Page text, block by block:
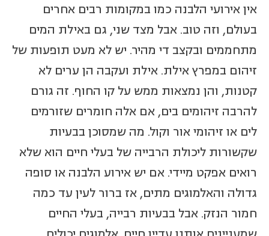
אין אירועי הלבנה כמו במקומות רבים אחרים
בעולם, וזה טוב. אבל מצד שני, גם באילת המים
מתחממים ובקצב די מהיר. יש לא מעט תופעות של
זיהום במפרץ אילת. אילת ועקבה הן ערים לא
קטנות, והן נמצאות ממש על קו החוף. זה גורם
להרבה זיהומים בים, אם אלה חומרים שזורמים
לים או זיהומי אור וקול. מה שמסוכן בבעיות
שקשורות ליכולת הרבייה של בעלי חיים הוא שלא
רואים אפקט מיידי. אם יש אירוע הלבנה או סופה
גדולה והאלמוגים מתים, אז ברור לעין עד כמה
חמור הנזק. אבל בבעיות רבייה, בעלי החיים